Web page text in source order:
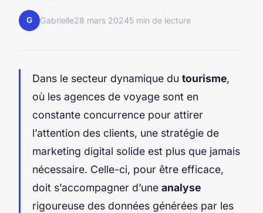
G Gabrielle28 mars 20245 min de lecture
Dans le secteur dynamique du tourisme,
où les agences de voyage sont en
constante concurrence pour attirer
l’attention des clients, une stratégie de
marketing digital solide est plus que jamais
nécessaire. Celle-ci, pour être efficace,
doit s’accompagner d’une analyse
rigoureuse des données générées par les